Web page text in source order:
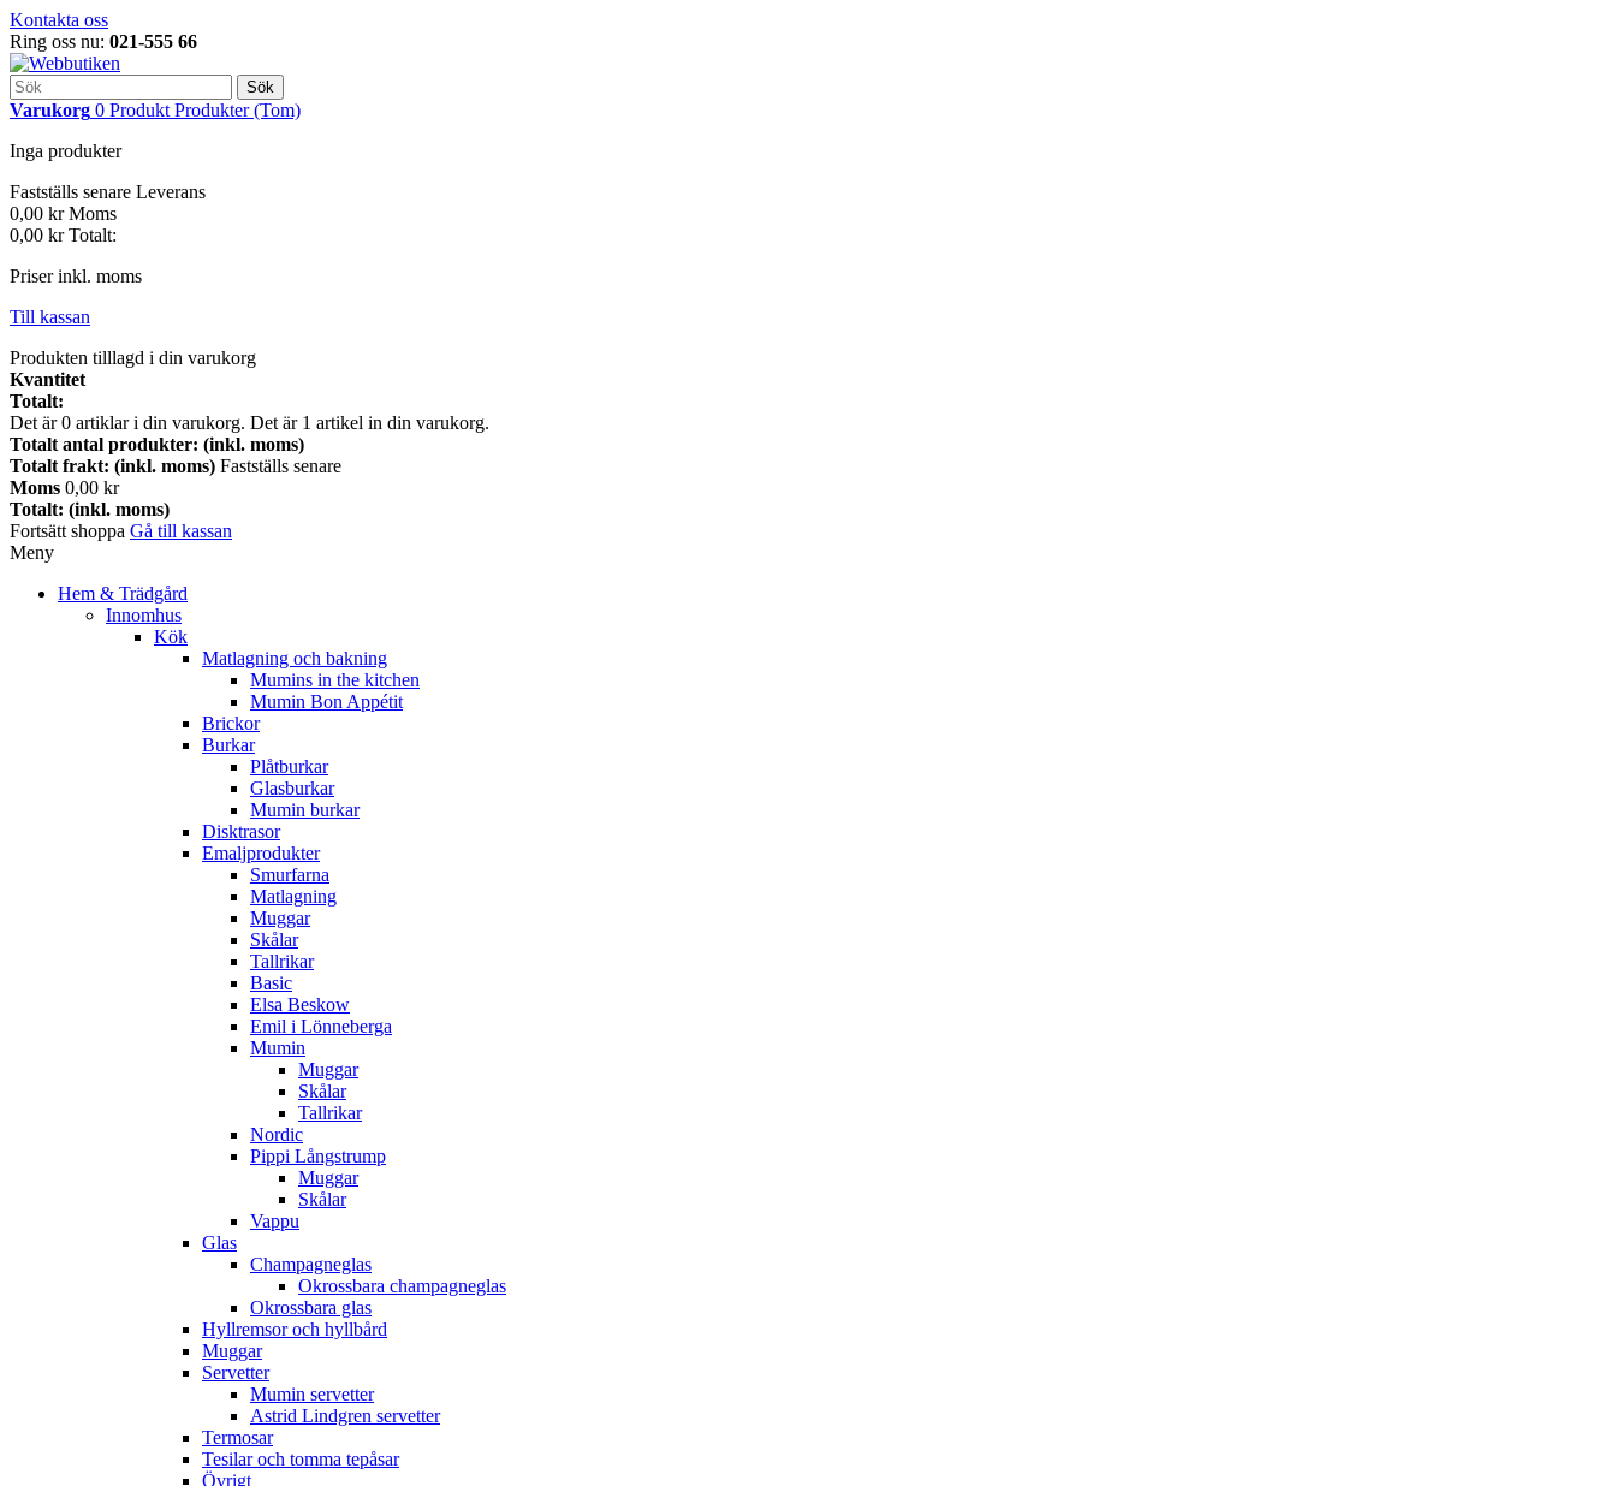
Kontakta oss
Ring oss nu: 021-555 66
Sök
Varukorg 0 Produkt Produkter (Tom)
Inga produkter
Fastställs senare Leverans
0,00 kr Moms
0,00 kr Totalt:
Priser inkl. moms
Till kassan
Produkten tilllagd i din varukorg
Kvantitet
Totalt:
Det är0 artiklar i din varukorg. Det är 1 artikel in din varukorg.
Totalt antal produkter: (inkl. moms)
Totalt frakt: (inkl. moms) Fastställs senare
Moms 0,00 kr
Totalt: (inkl. moms)
Fortsätt shoppa Gå till kassan
Meny
Hem & Trädgård
Innomhus
Kök
Matlagning och bakning
Mumins in the kitchen
Mumin Bon Appétit
Brickor
Burkar
Plåtburkar
Glasburkar
Mumin burkar
Disktrasor
Emaljprodukter
Smurfarna
Matlagning
Muggar
Skålar
Tallrikar
Basic
Elsa Beskow
Emil i Lönneberga
Mumin
Muggar
Skålar
Tallrikar
Nordic
Pippi Långstrump
Muggar
Skålar
Vappu
Glas
Champagneglas
Okrossbara champagneglas
Okrossbara glas
Hyllremsor och hyllbård
Muggar
Servetter
Mumin servetter
Astrid Lindgren servetter
Termosar
Tesilar och tomma tepåsar
Övrigt